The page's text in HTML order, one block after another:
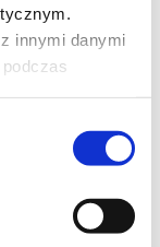
innymi danymi
Nazzari
lat
ją o rękę,
życie.
w Cannes